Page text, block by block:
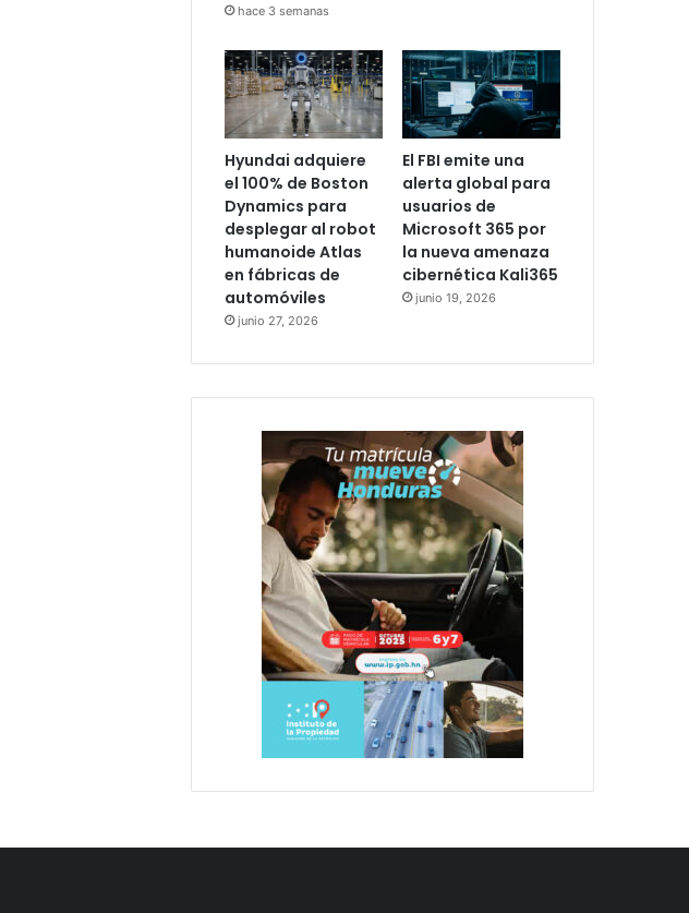
hace 3 semanas
Hyundai adquiere
el 100% de Boston
Dynamics para
desplegar al robot
humanoide Atlas
en fábricas de
automóviles
junio 27, 2026
El FBI emite una
alerta global para
usuarios de
Microsoft 365 por
la nueva amenaza
cibernética Kali365
junio 19, 2026